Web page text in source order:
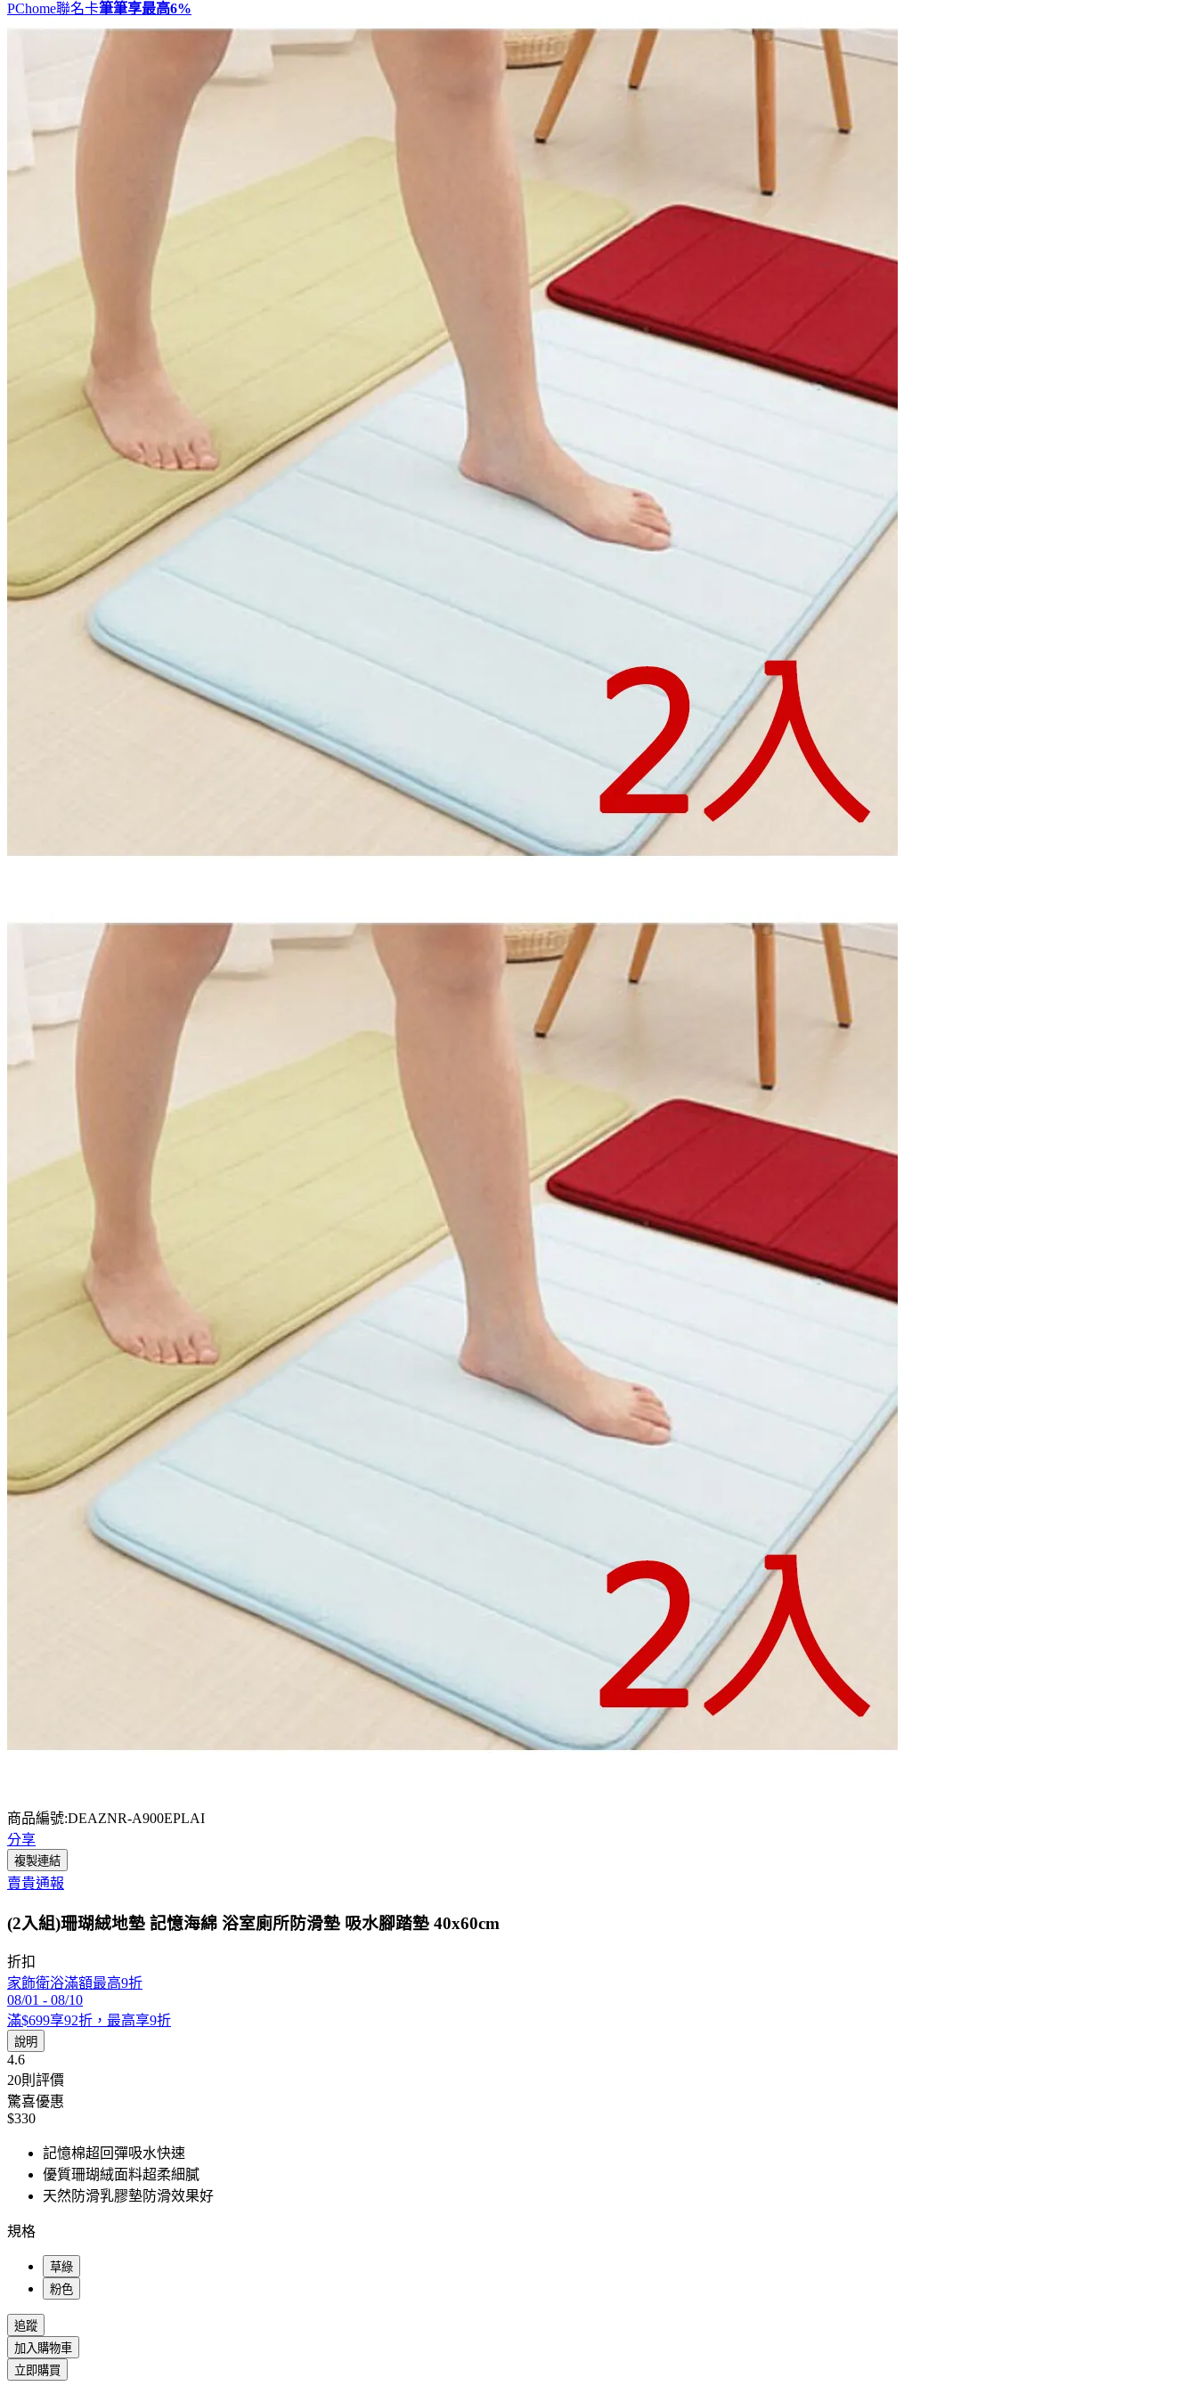
PChome聯名卡筆筆享最高6%
商品編號:DEAZNR-A900EPLAI
分享
複製連結
賣貴通報
(2入組)珊瑚絨地墊 記憶海綿 浴室廁所防滑墊 吸水腳踏墊 40x60cm
折扣
家飾衛浴滿額最高9折
08/01 - 08/10
滿$699享92折，最高享9折
說明
4.6
20則評價
驚喜優惠
$330
記憶棉超回彈吸水快速
優質珊瑚絨面料超柔細膩
天然防滑乳膠墊防滑效果好
規格
草綠
粉色
追蹤
加入購物車
立即購買